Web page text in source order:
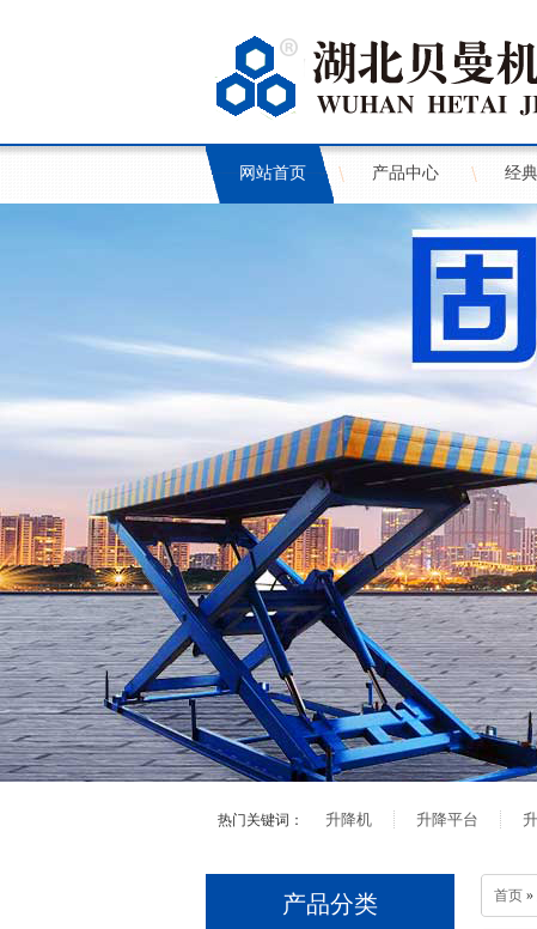
网站首页 产品中心 经
热门关键词： 升降机 升降平台
产品分类 首页 »